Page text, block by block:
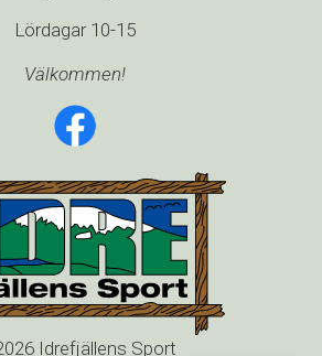
Lördagar 10-15
Välkommen!
Idrefjällens Sport